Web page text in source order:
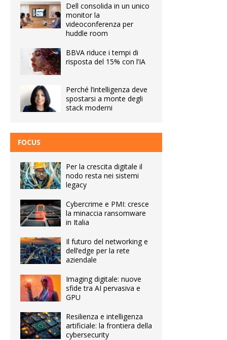
Dell consolida in un unico
monitor la
videoconferenza per
huddle room
BBVA riduce i tempi di
risposta del 15% con l’IA
Perché l’intelligenza deve
spostarsi a monte degli
stack moderni
FOCUS
Per la crescita digitale il
nodo resta nei sistemi
legacy
Cybercrime e PMI: cresce
la minaccia ransomware
in Italia
Il futuro del networking e
dell’edge per la rete
aziendale
Imaging digitale: nuove
sfide tra AI pervasiva e
GPU
Resilienza e intelligenza
artificiale: la frontiera della
cybersecurity